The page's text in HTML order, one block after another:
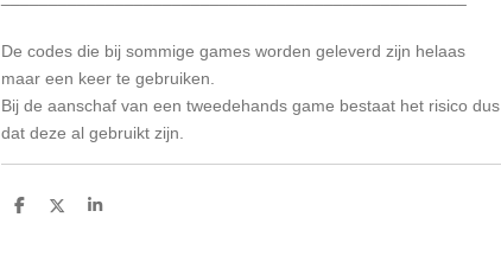
De codes die bij sommige games worden geleverd zijn helaas
maar een keer te gebruiken.
Bij de aanschaf van een tweedehands game bestaat het risico dus
dat deze al gebruikt zijn.
D
D
S